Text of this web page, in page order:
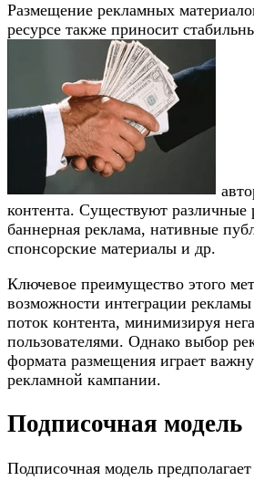
Размещение рекламных
ресурсе также приносит
контента. Существуют
баннерная реклама, нативные
спонсорские материалы и др.
Ключевое преимущество этого
возможности интеграции
поток контента, минимизируя
пользователями. Однако выбор
формата размещения играет
рекламной кампании.
Подписочная модель
Подписочная модель